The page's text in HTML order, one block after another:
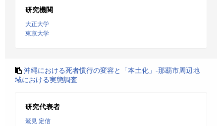
研究機関
大正大学
東京大学
沖縄における死者慣行の変容と「本土化」-那覇市周辺地
域における実態調査
研究代表者
鷲見 定信